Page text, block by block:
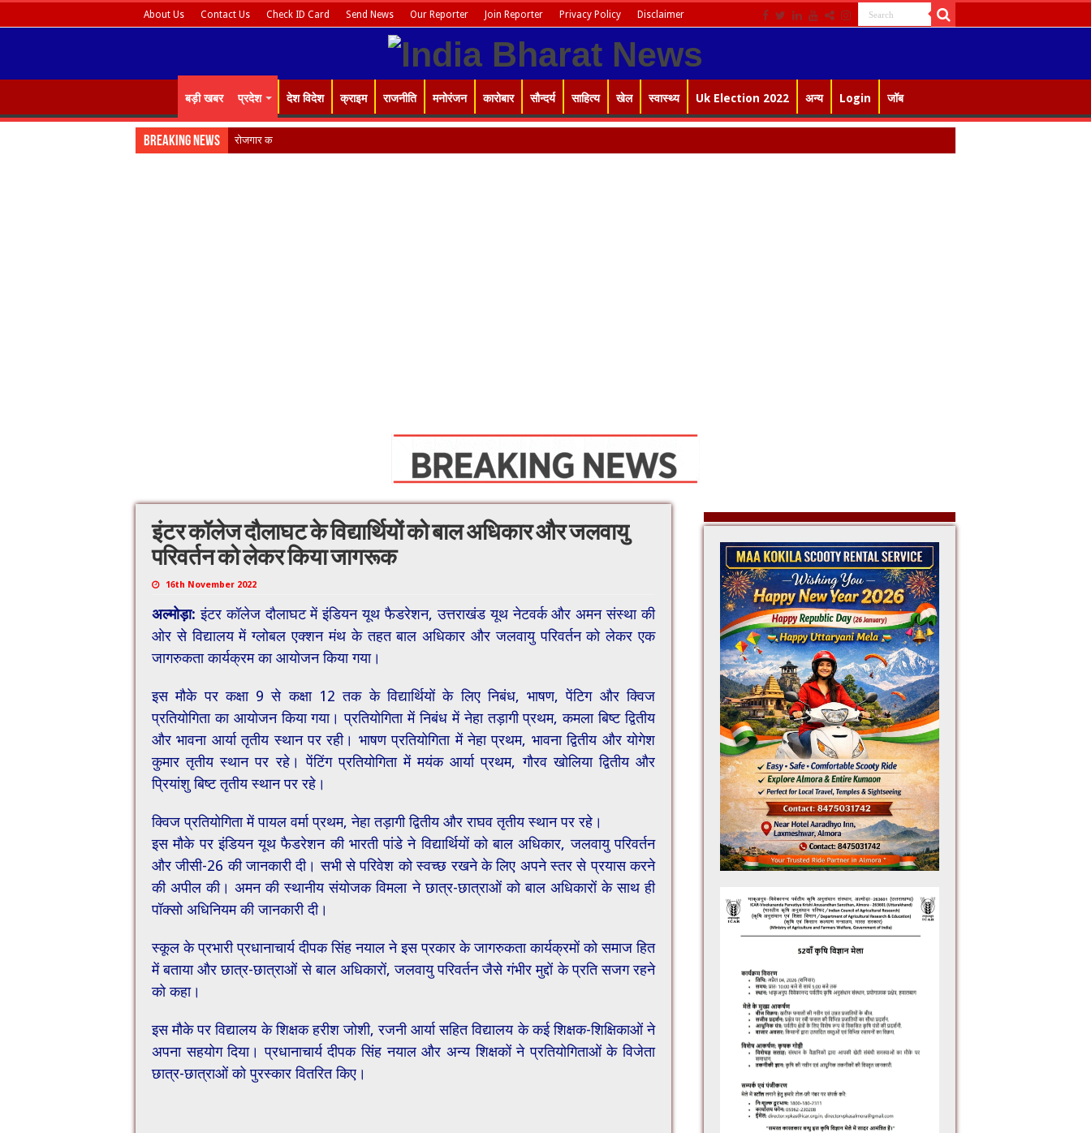
About Us Contact Us Check ID Card Send News Our Reporter Join Reporter Privacy Policy Disclaimer
बड़ी खबर प्रदेश देश विदेश क्राइम राजनीति मनोरंजन कारोबार सौन्दर्य साहित्य खेल स्वास्थ्य Uk Election 2022 अन्य Login जॉब
Breaking News रोजगार को मौलिक अधिकार बना
इंटर कॉलेज दौलाघट के विद्यार्थियों को बाल अधिकार और जलवायु ​
परिवर्तन को लेकर किया जागरूक
16th November 2022
अल्मोड़ा: इंटर कॉलेज दौलाघट में इंडियन यूथ फैडरेशन, उत्तराखंड यूथ नेटवर्क और अमन संस्था की
ओर से विद्यालय में ग्लोबल एक्शन मंथ के तहत बाल अधिकार और जलवायु परिवर्तन को लेकर एक
जागरुकता कार्यक्रम का आयोजन किया गया।
इस मौके पर कक्षा 9 से कक्षा 12 तक के विद्यार्थियों के लिए निबंध, भाषण, पेंटिग और क्विज
प्रतियोगिता का आयोजन किया गया। प्रतियोगिता में निबंध में नेहा तड़ागी प्रथम, कमला बिष्ट द्वितीय
और भावना आर्या तृतीय स्थान पर रही। भाषण प्रतियोगिता में नेहा प्रथम, भावना द्वितीय और योगेश
कुमार तृतीय स्थान पर रहे। पेंटिंग प्रतियोगिता में मयंक आर्या प्रथम, गौरव खोलिया द्वितीय और
प्रियांशु बिष्ट तृतीय स्थान पर रहे।
क्विज प्रतियोगिता में पायल वर्मा प्रथम, ​नेहा तड़ागी द्वितीय और राघव तृतीय स्थान पर रहे।
इस मौके पर इंडियन यूथ फैडरेशन की भारती पांडे ने विद्यार्थियों को बाल अधिकार, जलवायु ​परिवर्तन
और जीसी-26 की जानकारी दी। सभी से परिवेश को स्वच्छ रखने के लिए अपने स्तर से प्रयास करने
की अपील की। अमन की स्थानीय संयोजक विमला ने छात्र-छात्राओं को बाल अधिकारों के साथ ही
पॉक्सो अधिनियम की जानकारी दी।
स्कूल के प्रभारी प्रधानाचार्य दीपक सिंह नयाल ने इस प्रकार के जागरुकता कार्यक्रमों को समाज हित
में बताया और छात्र-छात्राओं से बाल अधिकारों, जलवायु परिवर्तन जैसे गंभीर मुद्दों के प्रति सजग रहने
को कहा।
इस मौके पर विद्यालय के शिक्षक हरीश जोशी, रजनी आर्या सहित विद्यालय के कई शिक्षक-शिक्षिकाओं ने
अपना सहयोग दिया। प्रधानाचार्य दीपक सिंह नयाल और अन्य शिक्षकों ने प्रतियोगिताओं के विजेता
छात्र-छात्राओं को पुरस्कार वितरित किए।